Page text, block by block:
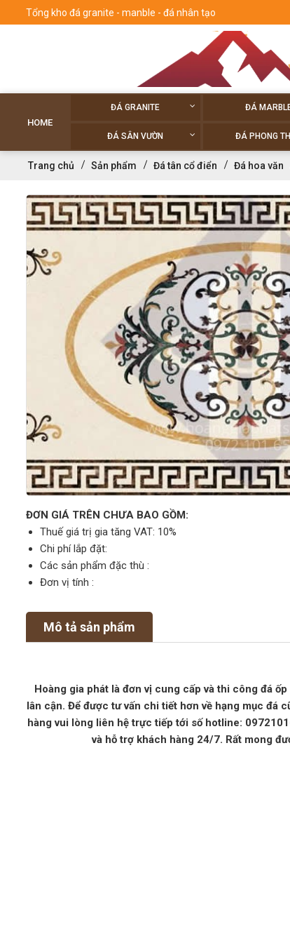
Tổng kho đá granite - manble - đá nhân tạo
HOME
ĐÁ GRANITE ĐÁ
ĐÁ SÂN VƯỜN ĐÁ PHONG
Trang chủ Sản phẩm Đá tân cổ điển Đá hoa văn
ĐƠN GIÁ TRÊN CHƯA BAO GỒM:
Thuế giá trị gia tăng VAT: 10%
Chi phí lắp đặt:
Các sản phẩm đặc thù :
Đơn vị tính :
Mô tả sản phẩm
Hoàng gia phát là đơn vị cung cấp và thi công đá
lân cận. Để được tư vấn chi tiết hơn về hạng mục đá
hàng vui lòng liên hệ trực tiếp tới số hotline:
và hỗ trợ khách hàng 24/7. Rất mong